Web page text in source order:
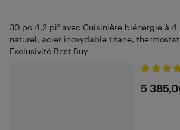
30 po 4,2 pi³ avec Cuisinière biénergie à
naturel, acier inoxydable titane, thermostat
Exclusivité Best Buy
5